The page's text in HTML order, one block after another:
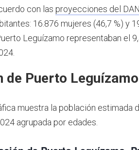
con las proyecciones del
16.876 mujeres (46,7 %) y
Leguízamo representaban el
de Puerto
muestra la población estimada
agrupada por edades.